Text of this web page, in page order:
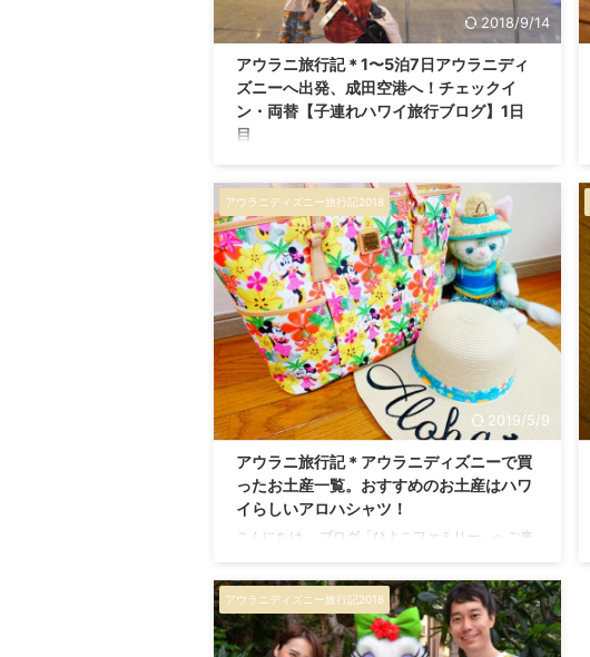
2018/9/14
アウラニ旅行記＊1〜5泊7日アウラニディ
ズニーへ出発、成田空港へ！チェックイ
ン・両替【子連れハワイ旅行ブログ】1日
目
訪ありがとうございます！ 私たちのプロフィール
はこちらからどうぞ♪ アウラニディズニーリゾー
トへの子連れ旅、スタート！ 2018年6月、 初の0
歳子連れ海外旅行（子連れハワイ旅行）、 5泊7日
の旅の旅行記を始めます！ アウラニ旅行記まとめ
記事（目次）はこちらから。 出発は21時台の飛行
機、朝からパッキング 今回のハワイ旅行の飛行機
は、成田空港発のANA便でした。 出発時刻は21時
台、この日の国際線の最終に近いくらいの時間で
した。 当日は、朝から夫婦でせっせとパ ...
アウラニディズニー旅行記2018
2019/5/9
アウラニ旅行記＊アウラニディズニーで買
ったお土産一覧。おすすめのお土産はハワ
イらしいアロハシャツ！
こんにちは。 ブログ「ひよこファミリー」へご来
はこちらからどうぞ♪ アウラニディズニーでおす
すめのお土産 まずは今回の 旅行のお土産をまとめ
ておきます！ アウラニ旅行記まとめ記事（目次）
はこちらから。 これから順に紹介しますが、 結論
アウラニディズニー旅行記2018